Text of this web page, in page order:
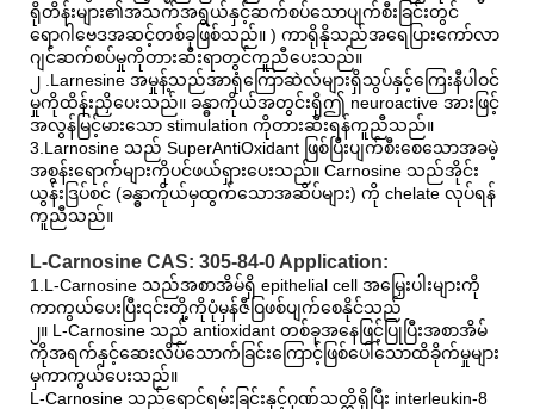
ရိုတိန်းများ၏အသက်အရွယ်နှင့်ဆက်စပ်သောပျက်စီးခြင်းတွင်
ရောဂါဗေဒအဆင့်တစ်ခုဖြစ်သည်။ ) ကာရိုနိုသည်အရေပြားကော်လာ
ဂျင်ဆက်စပ်မှုကိုတားဆီးရာတွင်ကူညီပေးသည်။
၂ .Larnesine အမှုန့်သည်အာရုံကြောဆဲလ်များရှိသွပ်နှင့်ကြေးနီပါဝင်
မှုကိုထိန်းညှိပေးသည်။ ခန္ဓာကိုယ်အတွင်းရှိဤ neuroactive အားဖြင့်
အလွန်မြင့်မားသော stimulation ကိုတားဆီးရန်ကူညီသည်။
3.Larnosine သည် SuperAntiOxidant ဖြစ်ပြီးပျက်စီးစေသောအခမဲ့
အစွန်းရောက်များကိုပင်ဖယ်ရှားပေးသည်။ Carnosine သည်အိုင်း
ယွန်းဒြပ်စင် (ခန္ဓာကိုယ်မှထွက်သောအဆိပ်များ) ကို chelate လုပ်ရန်
ကူညီသည်။
L-Carnosine CAS: 305-84-0 Application:
1.L-Carnosine သည်အစာအိမ်ရှိ epithelial cell အမြှေးပါးများကို
ကာကွယ်ပေးပြီး၎င်းတို့ကိုပုံမှန်ဇီဝြဖစ်ပျက်စေနိုင်သည်
၂။ L-Carnosine သည် antioxidant တစ်ခုအနေဖြင့်ပြုပြီးအစာအိမ်
ကိုအရက်နှင့်ဆေးလိပ်သောက်ခြင်းကြောင့်ဖြစ်ပေါ်သောထိခိုက်မှုများ
မှကာကွယ်ပေးသည်။
L-Carnosine သည်ရောင်ရမ်းခြင်းနှင့်ဂုဏ်သတ္တိရှိပြီး interleukin-8